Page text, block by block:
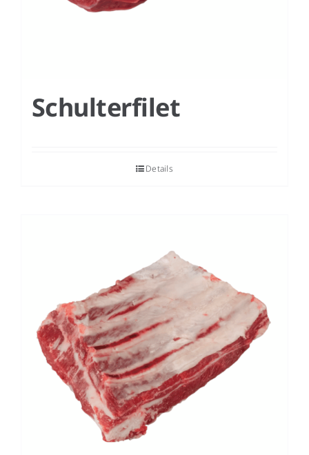
Schulterfilet
Details